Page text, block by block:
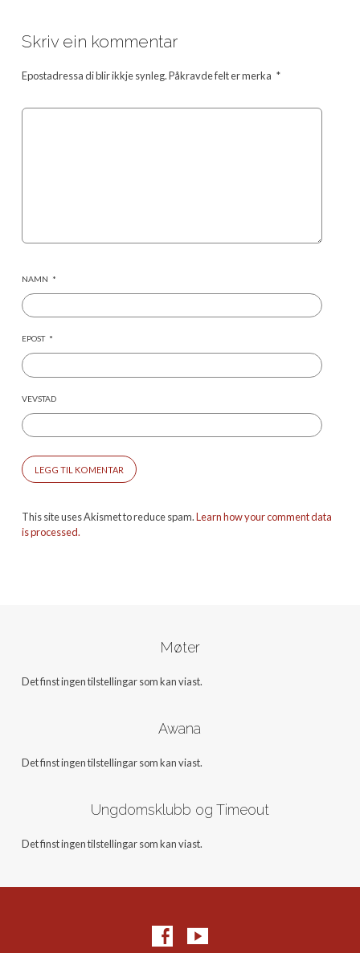
Skriv ein kommentar
Epostadressa di blir ikkje synleg.Påkravde felt er merka *
NAMN *
EPOST *
VEVSTAD
This site uses Akismet to reduce spam.Learn how your comment data
is processed.
Møter
Det finst ingen tilstellingar som kan viast.
Awana
Det finst ingen tilstellingar som kan viast.
Ungdomsklubb og Timeout
Det finst ingen tilstellingar som kan viast.